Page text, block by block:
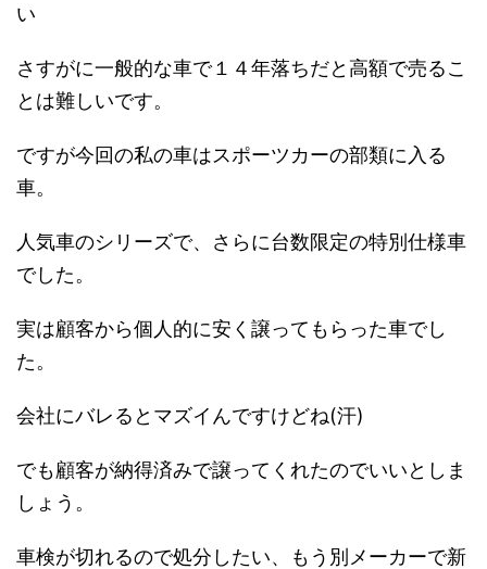
い
さすがに一般的な車で１４年落ちだと高額で売るこ
とは難しいです。
ですが今回の私の車はスポーツカーの部類に入る
車。
人気車のシリーズで、さらに台数限定の特別仕様車
でした。
実は顧客から個人的に安く譲ってもらった車でし
た。
会社にバレるとマズイんですけどね(汗)
でも顧客が納得済みで譲ってくれたのでいいとしま
しょう。
車検が切れるので処分したい、もう別メーカーで新